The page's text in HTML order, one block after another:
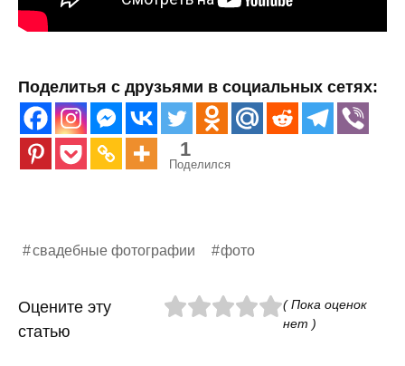
Поделитья с друзьями в социальных сетях:
1
Поделился
свадебные фотографии фото
Оцените эту
статью
( Пока оценок
нет )